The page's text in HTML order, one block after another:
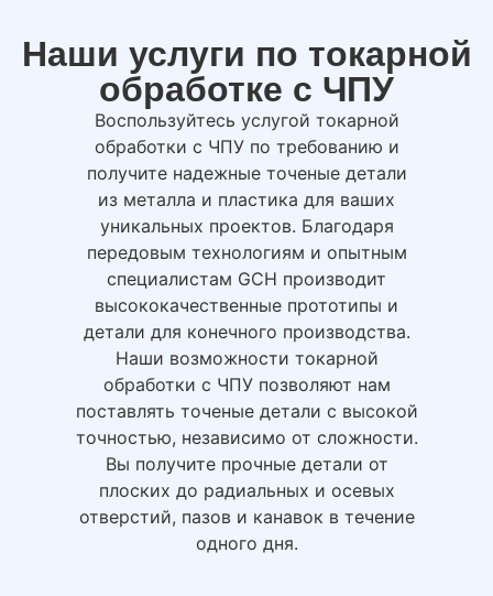
Наши услуги по токарной
обработке с ЧПУ
Воспользуйтесь услугой токарной
обработки с ЧПУ по требованию и
получите надежные точеные детали
из металла и пластика для ваших
уникальных проектов. Благодаря
передовым технологиям и опытным
специалистам GCH производит
высококачественные прототипы и
детали для конечного производства.
Наши возможности токарной
обработки с ЧПУ позволяют нам
поставлять точеные детали с высокой
точностью, независимо от сложности.
Вы получите прочные детали от
плоских до радиальных и осевых
отверстий, пазов и канавок в течение
одного дня.